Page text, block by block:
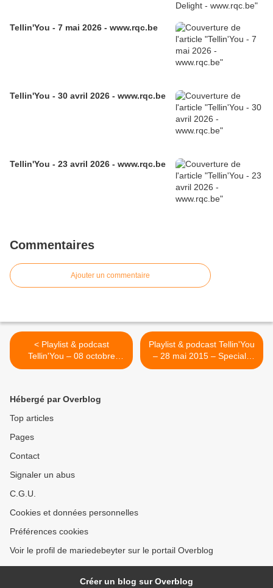
Tellin'You - 7 mai 2026 - www.rqc.be
Tellin'You - 30 avril 2026 - www.rqc.be
Tellin'You - 23 avril 2026 - www.rqc.be
Commentaires
Ajouter un commentaire
< Playlist & podcast
Tellin'You – 08 octobre
2015 – RQC 95FM -
Playlist & podcast Tellin'You
– 28 mai 2015 – Speciale
Little Bob - RQC 95FM -
Hébergé par Overblog
Top articles
Pages
Contact
Signaler un abus
C.G.U.
Cookies et données personnelles
Préférences cookies
Voir le profil de mariedebeyter sur le portail Overblog
Créer un blog sur Overblog